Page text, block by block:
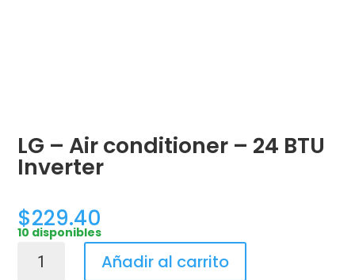
LG – Air conditioner – 24 BTU
Inverter
$229.40
10 disponibles
Añadir al carrito